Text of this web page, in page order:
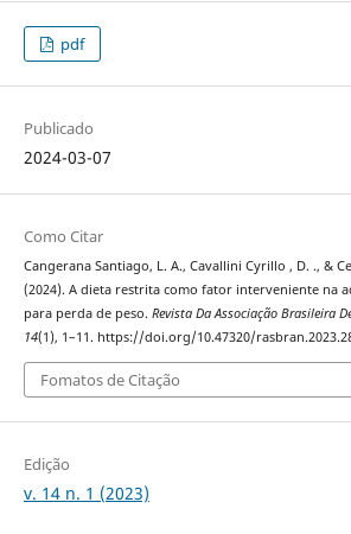
pdf
Publicado
2024-03-07
Como Citar
Cangerana Santiago, L. A., Cavallini Cyrillo , D. ., &
(2024). A dieta restrita como fator interveniente na
para perda de peso. Revista Da Associação Brasileira
14(1), 1–11. https://doi.org/10.47320/
Fomatos de Citação
Edição
v. 14 n. 1 (2023)